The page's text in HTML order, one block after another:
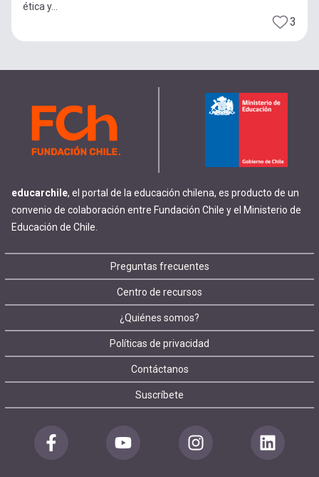
ética y...
3
educarchile, el portal de la educación chilena, es producto de un
convenio de colaboración entre Fundación Chile y el Ministerio de
Educación de Chile.
Footer
menu
Preguntas frecuentes
Centro de recursos
¿Quiénes somos?
Políticas de privacidad
Contáctanos
Suscríbete
Redes